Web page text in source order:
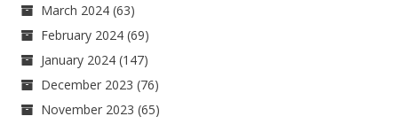
March 2024 (63)
February 2024 (69)
January 2024 (147)
December 2023 (76)
November 2023 (65)